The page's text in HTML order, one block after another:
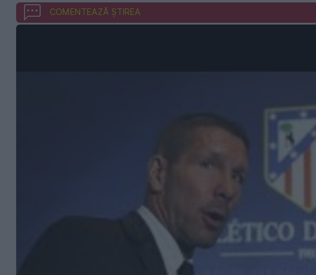
COMENTEAZĂ ȘTIREA